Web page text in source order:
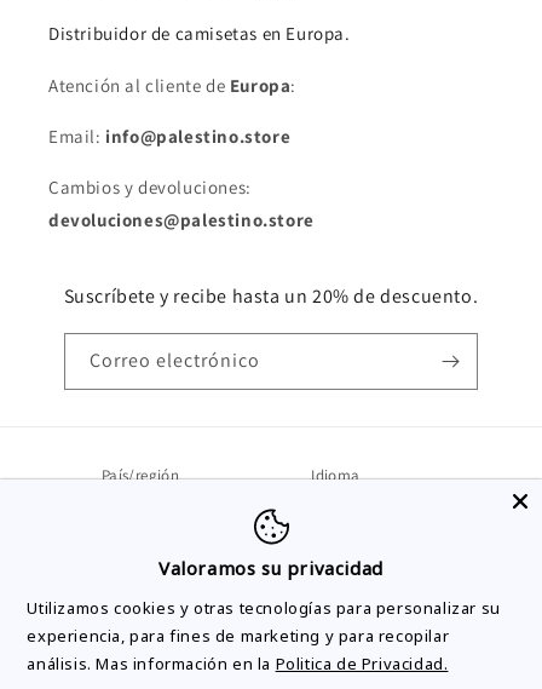
Distribuidor de camisetas en Europa.
Atención al cliente de Europa:
Email: info@palestino.store
Cambios y devoluciones:
devoluciones@palestino.store
Suscríbete y recibe hasta un 20% de descuento.
Correo electrónico
País/región Idioma
de
pago
Valoramos su privacidad
Utilizamos cookies y otras tecnologías para personalizar su
experiencia, para fines de marketing y para recopilar
análisis. Mas información en la Politica de Privacidad.